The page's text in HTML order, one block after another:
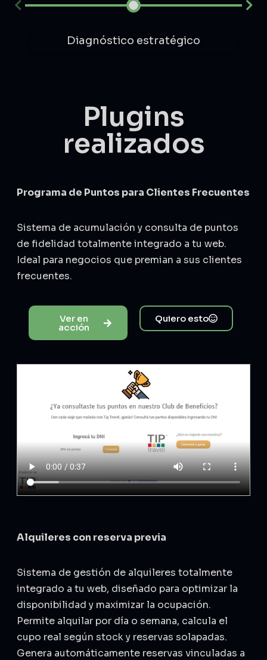
Diagnóstico estratégico
Plugins
realizados
Programa de Puntos para Clientes Frecuentes
Sistema de acumulación y consulta de puntos
de fidelidad totalmente integrado a tu web.
Ideal para negocios que premian a sus clientes
frecuentes.
Ver en
acción
Quiero esto
Alquileres con reserva previa
Sistema de gestión de alquileres totalmente
integrado a tu web, diseñado para optimizar la
disponibilidad y maximizar la ocupación.
Permite alquilar por día o semana, calcula el
cupo real según stock y reservas solapadas.
Genera automáticamente reservas vinculadas a